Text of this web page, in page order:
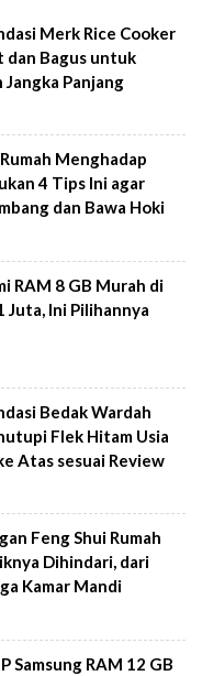
Merk Rice Cooker
dan Bagus untuk
Jangka Panjang
Menghadap
4 Tips Ini agar
dan Bawa Hoki
RAM 8 GB Murah di
Juta, Ini Pilihannya
Bedak Wardah
Flek Hitam Usia
Atas sesuai Review
Feng Shui Rumah
Dihindari, dari
Kamar Mandi
Samsung RAM 12 GB